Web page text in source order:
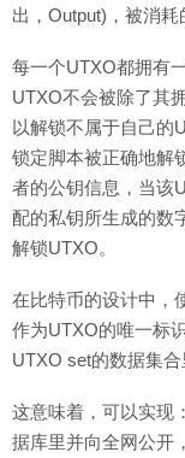
出，Output)，被消耗
每一个UTXO都拥有
UTXO不会被除了其
以解锁不属于自己的
锁定脚本被正确地解
者的公钥信息，当该
配的私钥所生成的数
解锁UTXO。
在比特币的设计中，
作为UTXO的唯一标
UTXO set的数据集合
这意味着，可以实现
据库里并向全网公开